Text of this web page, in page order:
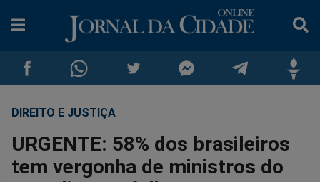
Compartilhar
no
Compartilhar
no
Compartilhar
no
no
no
no
DIREITO E JUSTIÇA
URGENTE: 58% dos brasileiros
tem vergonha de ministros do